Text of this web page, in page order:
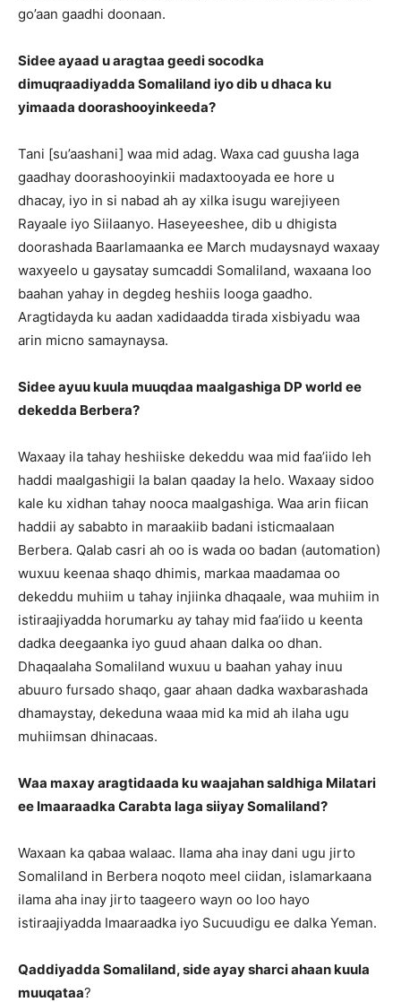
go’aan gaadhi doonaan.
Sidee ayaad u aragtaa geedi socodka
dimuqraadiyadda Somaliland iyo dib u dhaca ku
yimaada doorashooyinkeeda?
Tani [su’aashani] waa mid adag. Waxa cad guusha laga
gaadhay doorashooyinkii madaxtooyada ee hore u
dhacay, iyo in si nabad ah ay xilka isugu warejiyeen
Rayaale iyo Siilaanyo. Haseyeeshee, dib u dhigista
doorashada Baarlamaanka ee March mudaysnayd waxaay
waxyeelo u gaysatay sumcaddi Somaliland, waxaana loo
baahan yahay in degdeg heshiis looga gaadho.
Aragtidayda ku aadan xadidaadda tirada xisbiyadu waa
arin micno samaynaysa.
Sidee ayuu kuula muuqdaa maalgashiga DP world ee
dekedda Berbera?
Waxaay ila tahay heshiiske dekeddu waa mid faa’iido leh
haddi maalgashigii la balan qaaday la helo. Waxaay sidoo
kale ku xidhan tahay nooca maalgashiga. Waa arin fiican
haddii ay sababto in maraakiib badani isticmaalaan
Berbera. Qalab casri ah oo is wada oo badan (automation)
wuxuu keenaa shaqo dhimis, markaa maadamaa oo
dekeddu muhiim u tahay injiinka dhaqaale, waa muhiim in
istiraajiyadda horumarku ay tahay mid faa’iido u keenta
dadka deegaanka iyo guud ahaan dalka oo dhan.
Dhaqaalaha Somaliland wuxuu u baahan yahay inuu
abuuro fursado shaqo, gaar ahaan dadka waxbarashada
dhamaystay, dekeduna waaa mid ka mid ah ilaha ugu
muhiimsan dhinacaas.
Waa maxay aragtidaada ku waajahan saldhiga Milatari
ee Imaaraadka Carabta laga siiyay Somaliland?
Waxaan ka qabaa walaac. Ilama aha inay dani ugu jirto
Somaliland in Berbera noqoto meel ciidan, islamarkaana
ilama aha inay jirto taageero wayn oo loo hayo
istiraajiyadda Imaaraadka iyo Sucuudigu ee dalka Yeman.
Qaddiyadda Somaliland, side ayay sharci ahaan kuula
muuqataa?